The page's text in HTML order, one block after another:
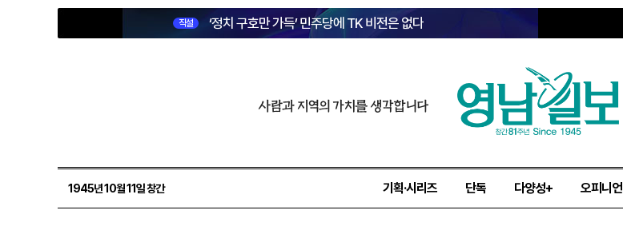
직설 ‘정치 구호만 가득’ 민주당에 TK 비전은 없다
사람과 지역의 가치를 생각합니다
1945년 10월 11일 창간 기획·시리즈 단독 다양성+ 오피니언